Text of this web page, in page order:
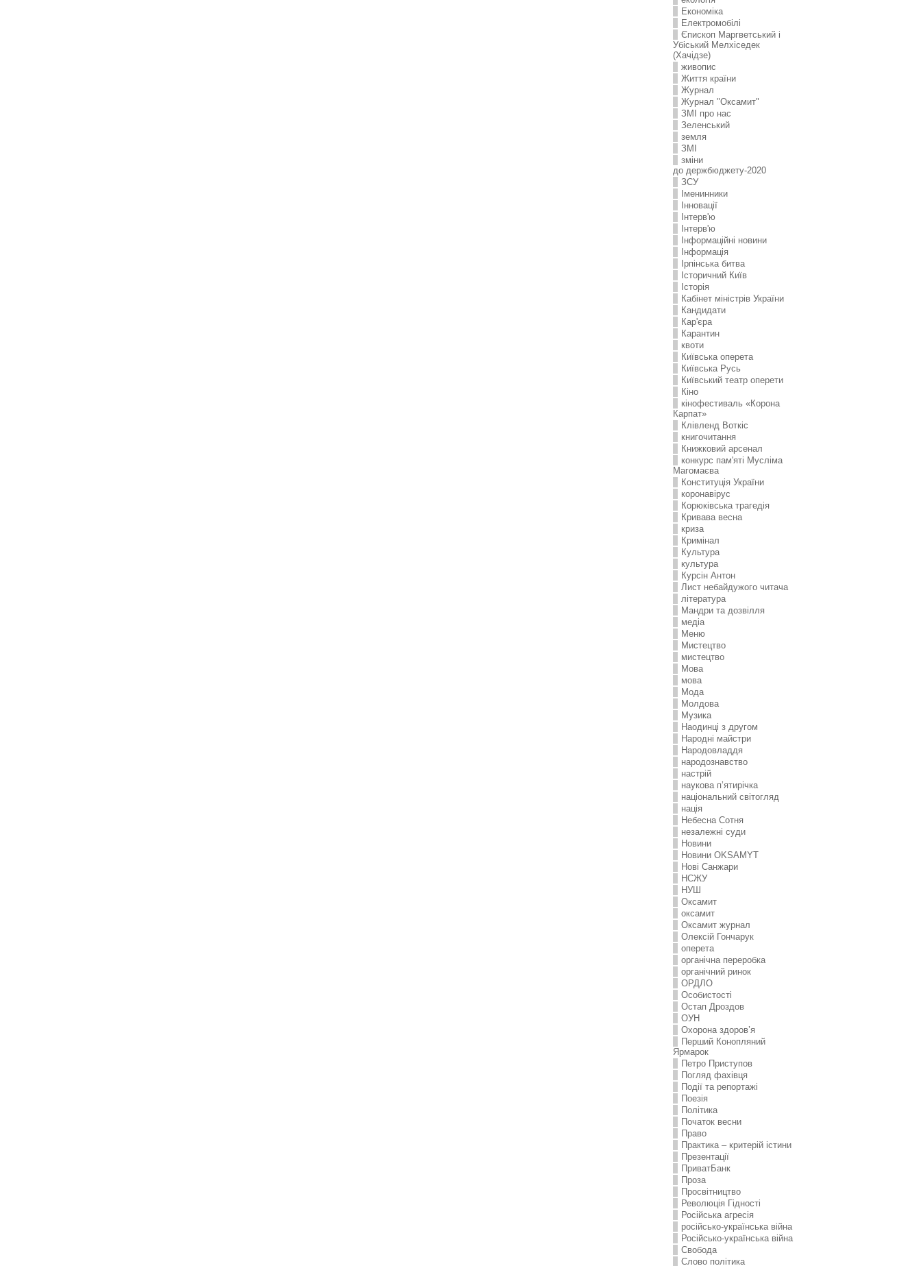
Економіка
Електромобілі
Єпископ Маргветський і
Убіський Мелхіседек
(Хачідзе)
живопис
Життя країни
Журнал
Журнал "Оксамит"
ЗMI про нас
Зеленський
земля
ЗМІ
зміни
до держбюджету-2020
ЗСУ
Іменинники
Інновації
Інтерв'ю
Інтерв'ю
Інформаційні новини
Інформація
Ірпінська битва
Історичний Київ
Історія
Кабінет міністрів України
Кандидати
Кар'єра
Карантин
квоти
Київська оперета
Київська Русь
Київський театр оперети
Кіно
кінофестиваль «Корона
Карпат»
Клівленд Воткіс
книгочитання
Книжковий арсенал
конкурс пам'яті Мусліма
Магомаєва
Конституція України
коронавірус
Корюківська трагедія
Кривава весна
криза
Кримінал
Культура
культура
Курсін Антон
Лист небайдужого читача
література
Мандри та дозвілля
медіа
Меню
Мистецтво
мистецтво
Мова
мова
Мода
Молдова
Музика
Наодинці з другом
Народні майстри
Народовладдя
народознавство
настрій
наукова п’ятирічка
національний світогляд
нація
Небесна Сотня
незалежні суди
Новини
Новини OKSAMYT
Нові Санжари
НСЖУ
НУШ
Оксамит
оксамит
Оксамит журнал
Олексій Гончарук
оперета
органічна переробка
органічний ринок
ОРДЛО
Особистості
Остап Дроздов
ОУН
Охорона здоров’я
Перший Конопляний
Ярмарок
Петро Приступов
Погляд фахівця
Події та репортажі
Поезія
Політика
Початок весни
Право
Практика – критерій істини
Презентації
ПриватБанк
Проза
Просвітництво
Революція Гідності
Російська агресія
російсько-українська війна
Російсько-українська війна
Свобода
Слово політика